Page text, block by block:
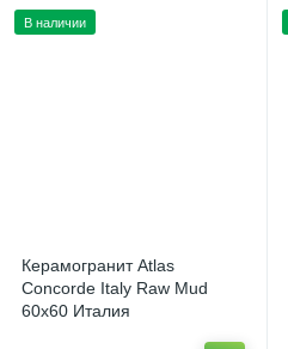
В наличии
Керамогранит Atlas
Concorde Italy Raw Mud
60x60 Италия